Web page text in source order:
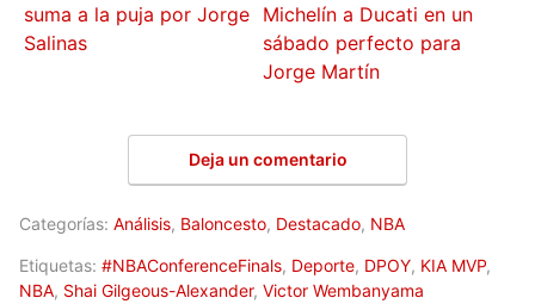
suma a la puja por Jorge
Salinas
Michelín a Ducati en un
sábado perfecto para
Jorge Martín
Deja un comentario
Categorías: Análisis, Baloncesto, Destacado, NBA
Etiquetas: #NBAConferenceFinals, Deporte, DPOY, KIA MVP,
NBA, Shai Gilgeous-Alexander, Victor Wembanyama